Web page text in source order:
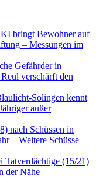
bringt Bewohner auf
– Messungen im
Gefährder in
verschärft den
Solingen kennt
außer
nach Schüssen in
– Weitere Schüsse
Tatverdächtige (15/21)
der Nähe –